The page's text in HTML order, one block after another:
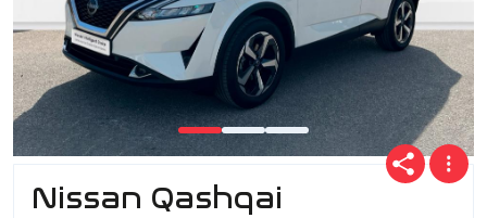
Nissan Qashqai